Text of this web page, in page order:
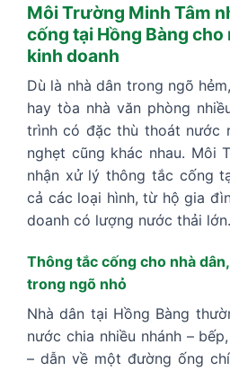
Môi Trường Minh Tâm
cống tại Hồng Bàng cho
kinh doanh
Dù là nhà dân trong ngõ
hay tòa nhà văn phòng
trình có đặc thù thoát nước
nghẹt cũng khác nhau. Môi
nhận xử lý thông tắc cống
cả các loại hình, từ hộ gia
doanh có lượng nước thải lớn.
Thông tắc cống cho nhà
trong ngõ nhỏ
Nhà dân tại Hồng Bàng
nước chia nhiều nhánh –
– dẫn về một đường ống